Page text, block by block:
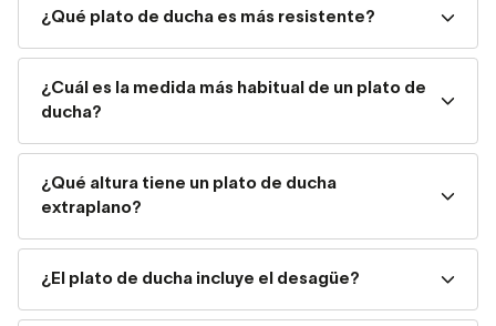
regular para evitar la acumulación de cal,
pero con el
Ideal para: reformas con presupuesto ajustado o medio,
baños de uso frecuente.
acrílicoes el material de entrada más habitual.
ligero y económico, con buena variedad de formas y
medidas. Su punto débil es que esmás susceptible a
¿Qué plato de ducha es más resistente?
¿Cuál es la medida más habitual de un plato de
ducha?
¿Qué altura tiene un plato de ducha
extraplano?
¿El plato de ducha incluye el desagüe?